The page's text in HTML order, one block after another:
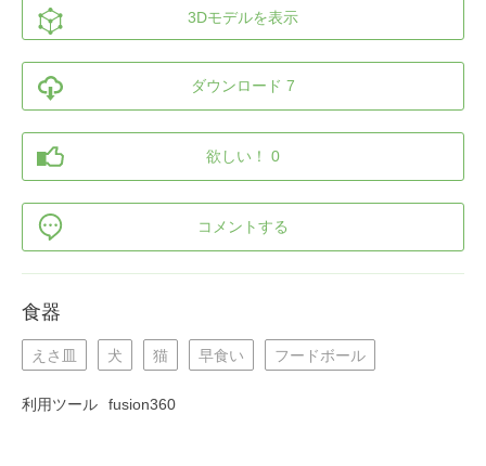
3Dモデルを表示
ダウンロード 7
欲しい！ 0
コメントする
食器
えさ皿 犬 猫 早食い フードボール
利用ツール fusion360